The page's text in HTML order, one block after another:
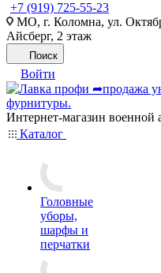
+7 (919) 725-55-23
МО, г. Коломна, ул.
Айсберг, 2 этаж
Поиск
Войти
Интернет-магазин
Каталог
Головные
уборы,
шарфы и
перчатки